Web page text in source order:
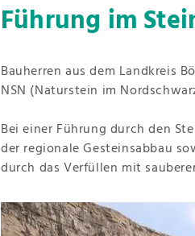
Führung im
Bauherren aus dem Landkreis
NSN (Naturstein im
Bei einer Führung durch den
der regionale Gesteinsabbau
durch das Verfüllen mit